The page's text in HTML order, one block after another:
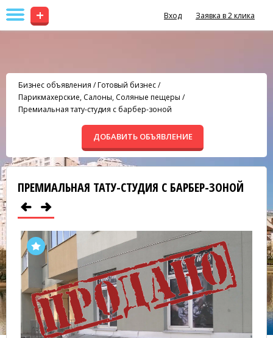
+ Вход Заявка в 2 клика
Бизнес объявления /Готовый бизнес/
Парикмахерские, Салоны, Соляные пещеры /
Премиальная тату-студия с барбер-зоной
ДОБАВИТЬ ОБЪЯВЛЕНИЕ
ПРЕМИАЛЬНАЯ ТАТУ-СТУДИЯ С БАРБЕР-ЗОНОЙ